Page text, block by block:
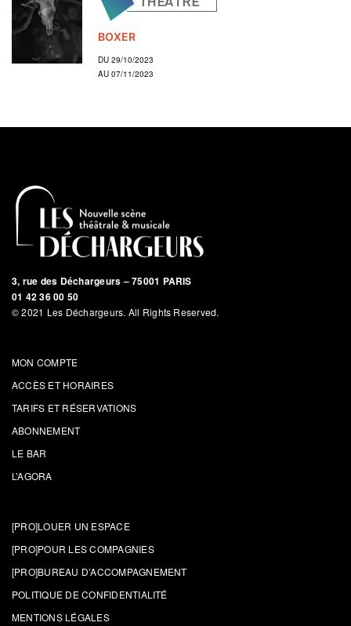
BOXER
DU 29/10/2023
AU 07/11/2023
3, rue des Déchargeurs – 75001 PARIS
01 42 36 00 50
© 2021 Les Déchargeurs. All Rights Reserved.
MON COMPTE
ACCÈS ET HORAIRES
TARIFS ET RÉSERVATIONS
ABONNEMENT
LE BAR
L’AGORA
[PRO]LOUER UN ESPACE
[PRO]POUR LES COMPAGNIES
[PRO]BUREAU D’ACCOMPAGNEMENT
POLITIQUE DE CONFIDENTIALITÉ
MENTIONS LÉGALES